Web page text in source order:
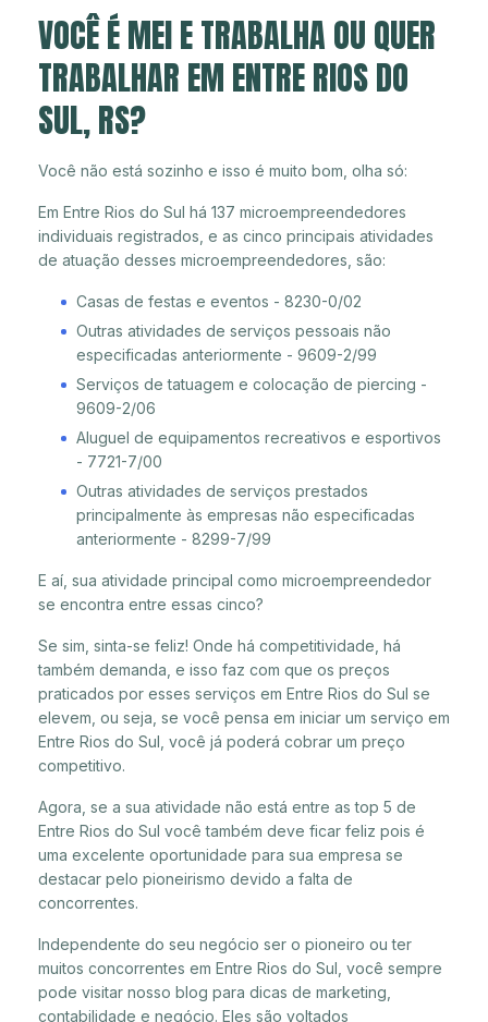
VOCÊ É MEI E TRABALHA OU QUER
TRABALHAR EM ENTRE RIOS DO
SUL, RS?
Você não está sozinho e isso é muito bom, olha só:
Em Entre Rios do Sul há 137 microempreendedores
individuais registrados, e as cinco principais atividades
de atuação desses microempreendedores, são:
Casas de festas e eventos - 8230-0/02
Outras atividades de serviços pessoais não
especificadas anteriormente - 9609-2/99
Serviços de tatuagem e colocação de piercing -
9609-2/06
Aluguel de equipamentos recreativos e esportivos
- 7721-7/00
Outras atividades de serviços prestados
principalmente às empresas não especificadas
anteriormente - 8299-7/99
E aí, sua atividade principal como microempreendedor
se encontra entre essas cinco?
Se sim, sinta-se feliz! Onde há competitividade, há
também demanda, e isso faz com que os preços
praticados por esses serviços em Entre Rios do Sul se
elevem, ou seja, se você pensa em iniciar um serviço em
Entre Rios do Sul, você já poderá cobrar um preço
competitivo.
Agora, se a sua atividade não está entre as top 5 de
Entre Rios do Sul você também deve ficar feliz pois é
uma excelente oportunidade para sua empresa se
destacar pelo pioneirismo devido a falta de
concorrentes.
Independente do seu negócio ser o pioneiro ou ter
muitos concorrentes em Entre Rios do Sul, você sempre
pode visitar nosso blog para dicas de marketing,
contabilidade e negócio. Eles são voltados